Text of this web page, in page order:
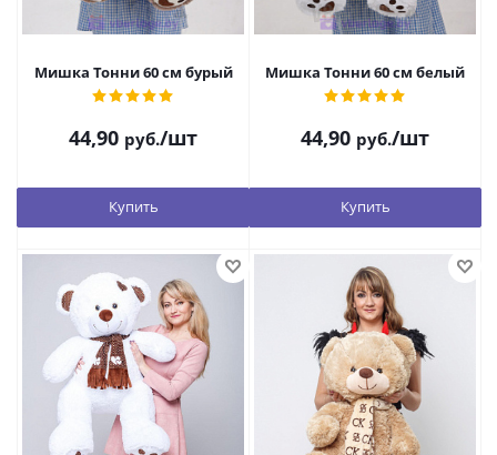
Мишка Тонни 60 см бурый
44,90 руб./шт
Купить
Мишка Тонни 60 см белый
44,90 руб./шт
Купить